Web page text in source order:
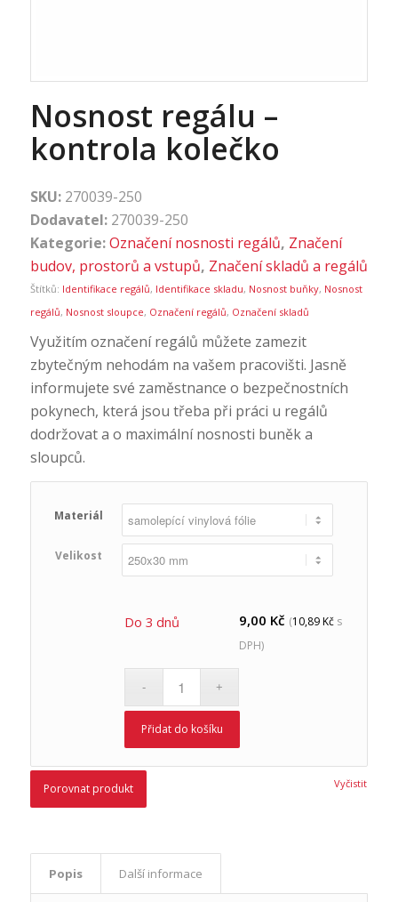
Nosnost regálu –
kontrola kolečko
SKU: 270039-250
Dodavatel: 270039-250
Kategorie:Označení nosnosti regálů, Značení
budov, prostorů a vstupů, Značení skladů a regálů
Štítků: Identifikace regálů, Identifikace skladu, Nosnost buňky, Nosnost
regálů, Nosnost sloupce, Označení regálů, Označení skladů
Využitím označení regálů můžete zamezit
zbytečným nehodám na vašem pracovišti. Jasně
informujete své zaměstnance o bezpečnostních
pokynech, která jsou třeba při práci u regálů
dodržovat a o maximální nosnosti buněk a
sloupců.
Materiál
Velikost
Vyčistit
9,00 Kč (10,89Kč s
DPH)
Do 3 dnů
Přidat do košíku
Porovnat produkt
Popis Další informace